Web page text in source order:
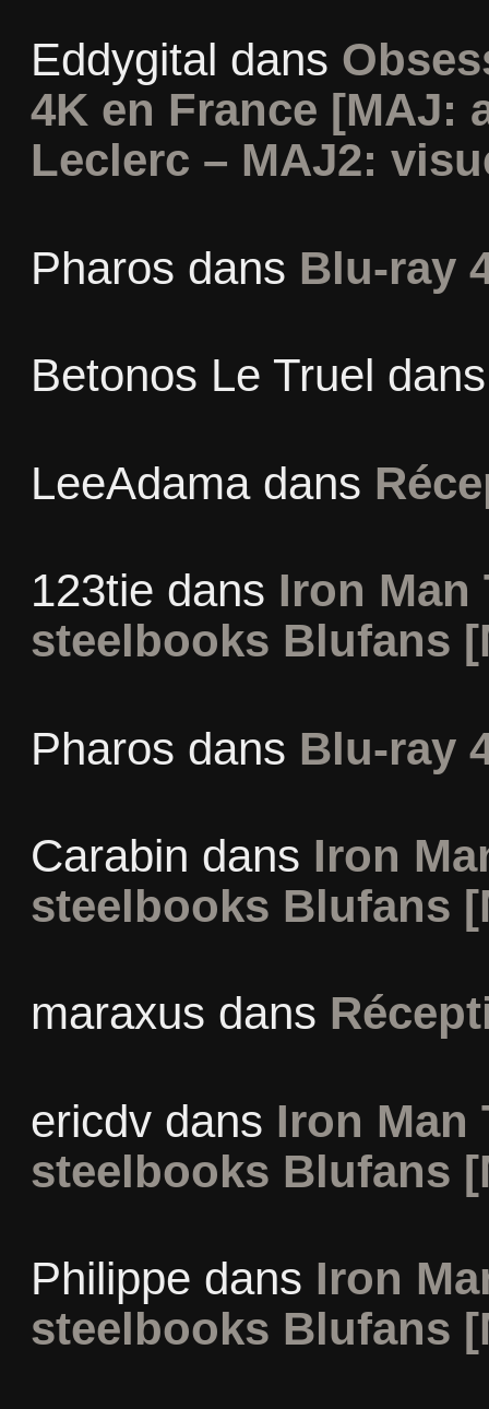
Eddygital dans
4K en France [MAJ:
Leclerc – MAJ2:
Pharos dans Blu-ray
Betonos Le Truel
LeeAdamadans
123tie dans Iron Man
steelbooks Blufans
Pharos dans Blu-ray
Carabin dans Iron
steelbooks Blufans
maraxus dans
ericdvdans Iron Man
steelbooks Blufans
Philippe dans Iron
steelbooks Blufans